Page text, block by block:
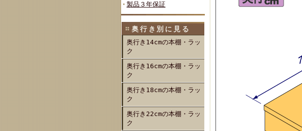
製品３年保証
奥行き別に見る
奥行き14cmの本棚・ラッ
ク
奥行き16cmの本棚・ラッ
ク
奥行き18cmの本棚・ラッ
ク
奥行き22cmの本棚・ラッ
ク